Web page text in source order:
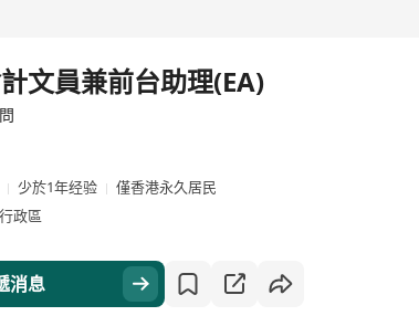
流，倉務，行政，人力資源，文職，銷售及市場營銷，
purpose only
文員兼前台助理(EA)
少於1年经验
僅香港永久居民
政區
消息